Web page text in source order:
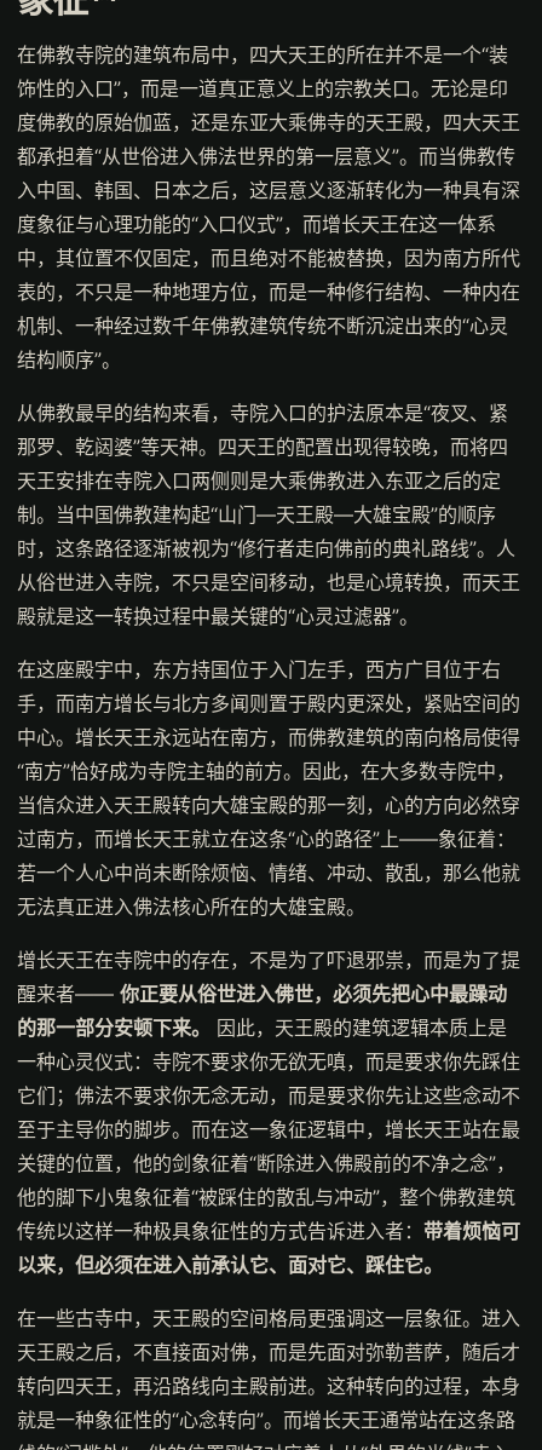
在佛教寺院的建筑布局中，四大天王的所在并不是一个“装
饰性的入口”，而是一道真正意义上的宗教关口。无论是印
度佛教的原始伽蓝，还是东亚大乘佛寺的天王殿，四大天王
都承担着“从世俗进入佛法世界的第一层意义”。而当佛教传
入中国、韩国、日本之后，这层意义逐渐转化为一种具有深
度象征与心理功能的“入口仪式”，而增长天王在这一体系
中，其位置不仅固定，而且绝对不能被替换，因为南方所代
表的，不只是一种地理方位，而是一种修行结构、一种内在
机制、一种经过数千年佛教建筑传统不断沉淀出来的“心灵
结构顺序”。
从佛教最早的结构来看，寺院入口的护法原本是“夜叉、紧
那罗、乾闼婆”等天神。四天王的配置出现得较晚，而将四
天王安排在寺院入口两侧则是大乘佛教进入东亚之后的定
制。当中国佛教建构起“山门—天王殿—大雄宝殿”的顺序
时，这条路径逐渐被视为“修行者走向佛前的典礼路线”。人
从俗世进入寺院，不只是空间移动，也是心境转换，而天王
殿就是这一转换过程中最关键的“心灵过滤器”。
在这座殿宇中，东方持国位于入门左手，西方广目位于右
手，而南方增长与北方多闻则置于殿内更深处，紧贴空间的
中心。增长天王永远站在南方，而佛教建筑的南向格局使得
“南方”恰好成为寺院主轴的前方。因此，在大多数寺院中，
当信众进入天王殿转向大雄宝殿的那一刻，心的方向必然穿
过南方，而增长天王就立在这条“心的路径”上——象征着：
若一个人心中尚未断除烦恼、情绪、冲动、散乱，那么他就
无法真正进入佛法核心所在的大雄宝殿。
增长天王在寺院中的存在，不是为了吓退邪祟，而是为了提
醒来者—— 你正要从俗世进入佛世，必须先把心中最躁动
的那一部分安顿下来。
因此，天王殿的建筑逻辑本质上是
一种心灵仪式：寺院不要求你无欲无嗔，而是要求你先踩住
它们；佛法不要求你无念无动，而是要求你先让这些念动不
至于主导你的脚步。而在这一象征逻辑中，增长天王站在最
关键的位置，他的剑象征着“断除进入佛殿前的不净之念”，
他的脚下小鬼象征着“被踩住的散乱与冲动”，整个佛教建筑
传统以这样一种极具象征性的方式告诉进入者： 带着烦恼可
以来，但必须在进入前承认它、面对它、踩住它。
在一些古寺中，天王殿的空间格局更强调这一层象征。进入
天王殿之后，不直接面对佛，而是先面对弥勒菩萨，随后才
转向四天王，再沿路线向主殿前进。这种转向的过程，本身
就是一种象征性的“心念转向”。而增长天王通常站在这条路